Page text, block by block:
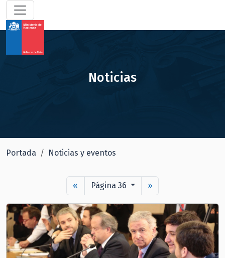
Noticias
Portada Noticias y eventos
« Página 36 »